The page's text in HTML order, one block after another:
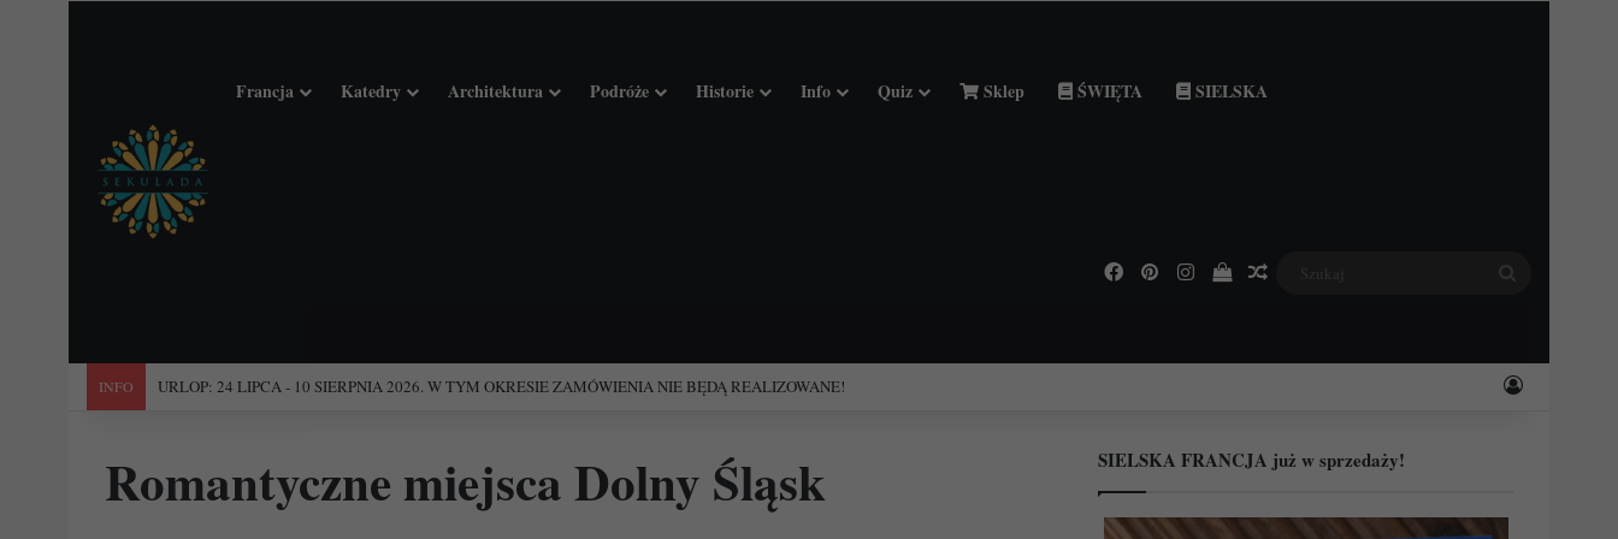
Francja Katedry Architektura Podróże Historie Info Quiz Sklep ŚWIĘTA SIELSKA
Facebook
PinterestInstagramPodejrzyj swój koszyk
Losowy wpis
INFO "Święta Francja". Przewodnik po 101 średniowiecznych kościołach Francji. Zaloguj
Romantyczne miejsca Dolny Śląsk SIELSKA FRANCJA już w sprzedaży!